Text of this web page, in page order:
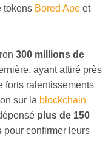
tokens Bored Ape et
300 millions de
ayant attiré près
forts ralentissements
sur la blockchain
plus de 150
pour confirmer leurs